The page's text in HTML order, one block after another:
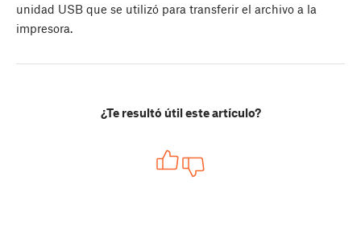
unidad USB que se utilizó para transferir el archivo a la
impresora.
¿Te resultó útil este artículo?